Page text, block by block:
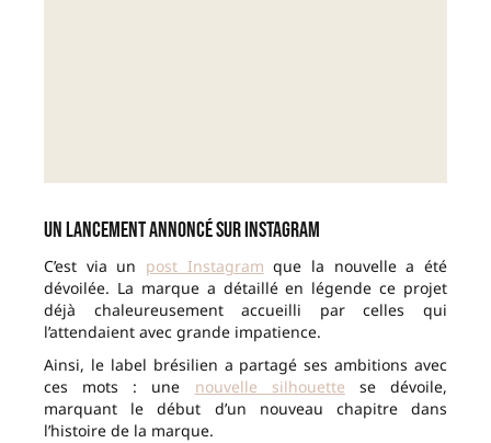
Un lancement annoncé sur Instagram
C’est via un post Instagram que la nouvelle a été
dévoilée. La marque a détaillé en légende ce projet
déjà chaleureusement accueilli par celles qui
l’attendaient avec grande impatience.
Ainsi, le label brésilien a partagé ses ambitions avec
ces mots : une nouvelle silhouette se dévoile,
marquant le début d’un nouveau chapitre dans
l’histoire de la marque.